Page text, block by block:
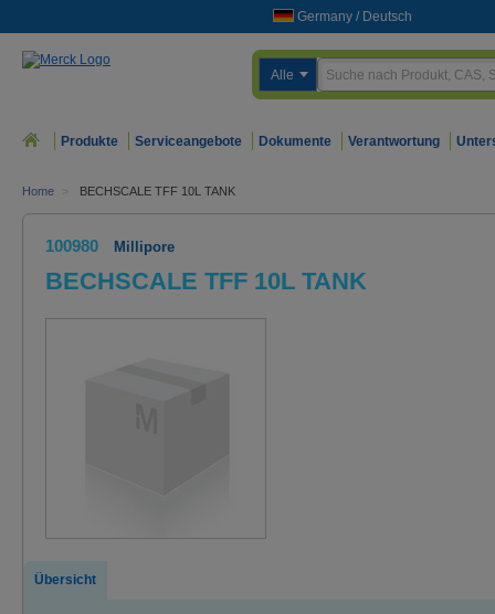
Germany / Deutsch
Alle
Produkte Serviceangebote Dokumente Verantwortung
Home > BECHSCALE TFF 10L TANK
100980 Millipore
BECHSCALE TFF 10L TANK
Übersicht